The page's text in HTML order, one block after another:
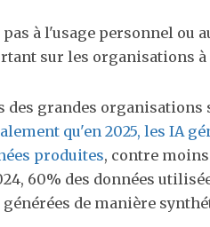
à l'usage personnel ou
sur les organisations à
des grandes
qu'en 2025, les IA
produites, contre moins
60% des données
de manière